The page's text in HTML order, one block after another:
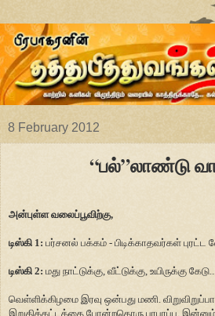
8 February 2012
“பல்”லாண்டு
அன்புள்ள வலைப்பூவிற்கு,
டிஸ்கி 1: பர்சனல் பக்கம் - பிடிக்காதவர்கள் புரட்ட
டிஸ்கி 2: மது நாட்டுக்கு, வீட்டுக்கு, உயிருக்கு
வெள்ளிக்கிழமை இரவு ஒன்பது மணி.
இறுதிக்கட்டத்தை போன்றதொரு பரபரப்பு. இன்னும்